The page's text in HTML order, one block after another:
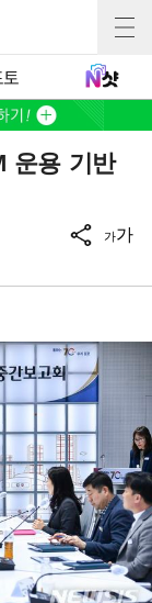
운용 기반
가가